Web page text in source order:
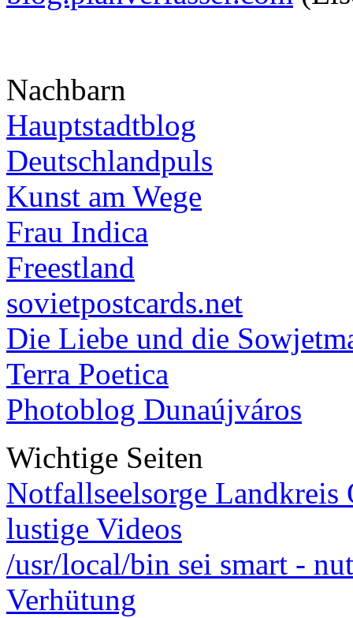
Nachbarn
Hauptstadtblog
Deutschlandpuls
Kunst am Wege
Frau Indica
Freestland
sovietpostcards.net
Die Liebe und die
Terra Poetica
Photoblog Dunaújváros
Wichtige Seiten
Notfallseelsorge Landkreis
lustige Videos
/usr/local/bin sei smart -
Verhütung